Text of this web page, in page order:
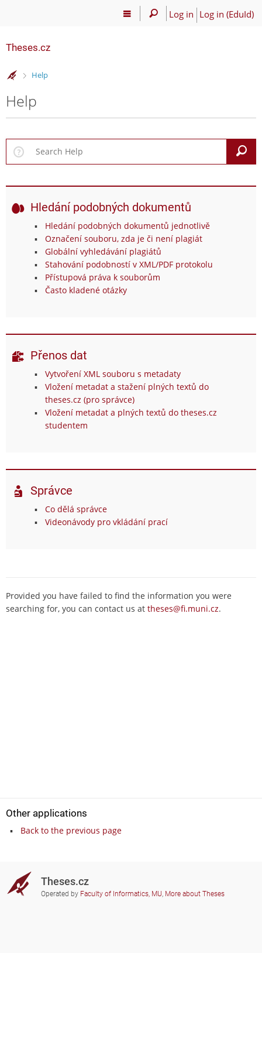
Log in Log in (EduId)
Theses.cz
>Help
Help
Hledání podobných dokumentů
Hledání podobných dokumentů jednotlivě
Označení souboru, zda je či není plagiát
Globální vyhledávání plagiátů
Stahování podobností v XML/PDF protokolu
Přístupová práva k souborům
Často kladené otázky
Přenos dat
Vytvoření XML souboru s metadaty
Vložení metadat a stažení plných textů do
theses.cz (pro správce)
Vložení metadat a plných textů do theses.cz
studentem
Správce
Co dělá správce
Videonávody pro vkládání prací
Provided you have failed to find the information you were
searching for, you can contact us at theses@fi.muni.cz.
Other applications
Back to the previous page
Theses.cz
Operated by Faculty of Informatics, MU, More about Theses